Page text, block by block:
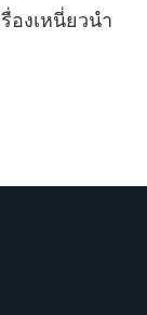
องเหนี่ยวนำ